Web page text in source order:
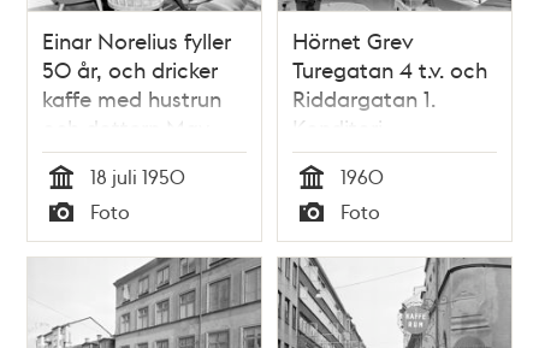
Einar Norelius fyller
50 år, och dricker
kaffe med hustrun
och dottern May
Tid
18 juli 1950
Typ
Foto
Hörnet Grev
Turegatan 4 t.v. och
Riddargatan 1.
Konditori
Sturekatten
Tid
1960
Typ
Foto